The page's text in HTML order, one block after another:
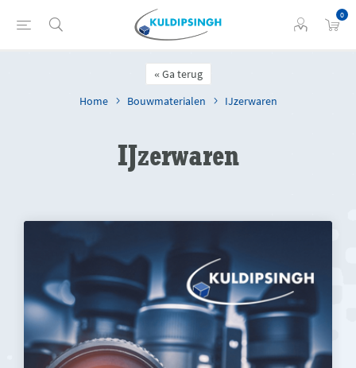
0
Ga terug
Home
Bouwmaterialen IJzerwaren
IJzerwaren